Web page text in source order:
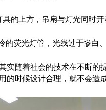
的上方，吊扇与灯光同时
的荧光灯管，光线过于惨白
实随着社会的技术在不断
的时候设计合理，就不会造